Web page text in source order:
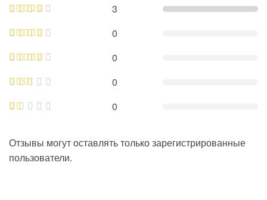
3
0
0
0
0
Отзывы могут оставлять только зарегистрированные
пользователи.